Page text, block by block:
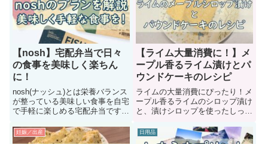
【nosh】宅配弁当で日々
の食事を美味しく楽ちん
に！
nosh(ナッシュ)とは栄養バランス
が整っている美味しい食事を自宅
で手軽に楽しめる宅配弁当です。
由に選べます。今回はそんな
noshの紹介です。
【ライム大量消費に！】メ
ープル香るライム漬けとパ
ウンドケーキのレシピ
ライムの大量消費にぴったり！メ
ープル香るライムのシロップ漬け
と、漬けシロップを使ったしっと
介。三温糖の優しい甘さとメープ
ルの香りが相性抜群です。
妊娠／出産 日用品